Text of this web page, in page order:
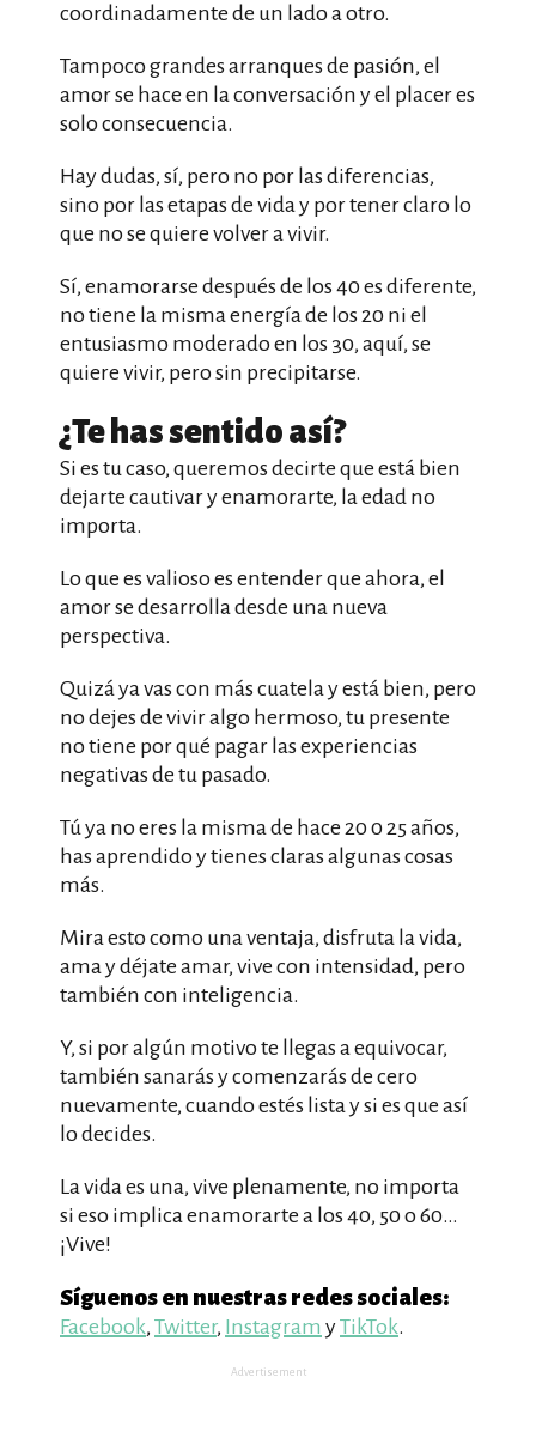
coordinadamente de un lado a otro.
Tampoco grandes arranques de pasión, el
amor se hace en la conversación y el placer es
solo consecuencia.
Hay dudas, sí, pero no por las diferencias,
sino por las etapas de vida y por tener claro lo
que no se quiere volver a vivir.
Sí, enamorarse después de los 40 es diferente,
no tiene la misma energía de los 20 ni el
entusiasmo moderado en los 30, aquí, se
quiere vivir, pero sin precipitarse.
¿Te has sentido así?
Si es tu caso, queremos decirte que está bien
dejarte cautivar y enamorarte, la edad no
importa.
Lo que es valioso es entender que ahora, el
amor se desarrolla desde una nueva
perspectiva.
Quizá ya vas con más cuatela y está bien, pero
no dejes de vivir algo hermoso, tu presente
no tiene por qué pagar las experiencias
negativas de tu pasado.
Tú ya no eres la misma de hace 20 0 25 años,
has aprendido y tienes claras algunas cosas
más.
Mira esto como una ventaja, disfruta la vida,
ama y déjate amar, vive con intensidad, pero
también con inteligencia.
Y, si por algún motivo te llegas a equivocar,
también sanarás y comenzarás de cero
nuevamente, cuando estés lista y si es que así
lo decides.
La vida es una, vive plenamente, no importa
si eso implica enamorarte a los 40, 50 o 60…
¡Vive!
Síguenos en nuestras redes sociales:
Facebook, Twitter, Instagram yTikTok.
Advertisement